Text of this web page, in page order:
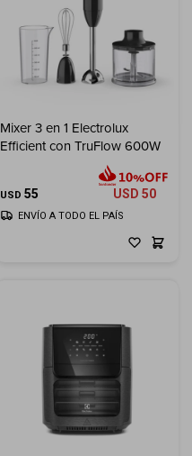
Mixer 3 en 1 Electrolux
Efficient con TruFlow 600W
USD 55 USD 50
ENVÍO A TODO EL PAÍS